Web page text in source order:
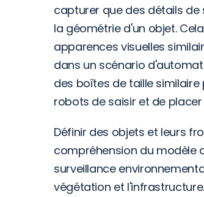
capturer que des détails
la géométrie d'un objet.
apparences visuelles
dans un scénario
des boîtes de taille
robots de saisir et de
Définir des objets et leurs
compréhension du modèle
surveillance
végétation et